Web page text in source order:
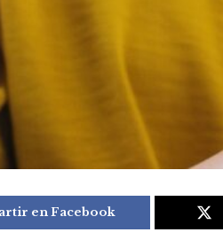
en Facebook